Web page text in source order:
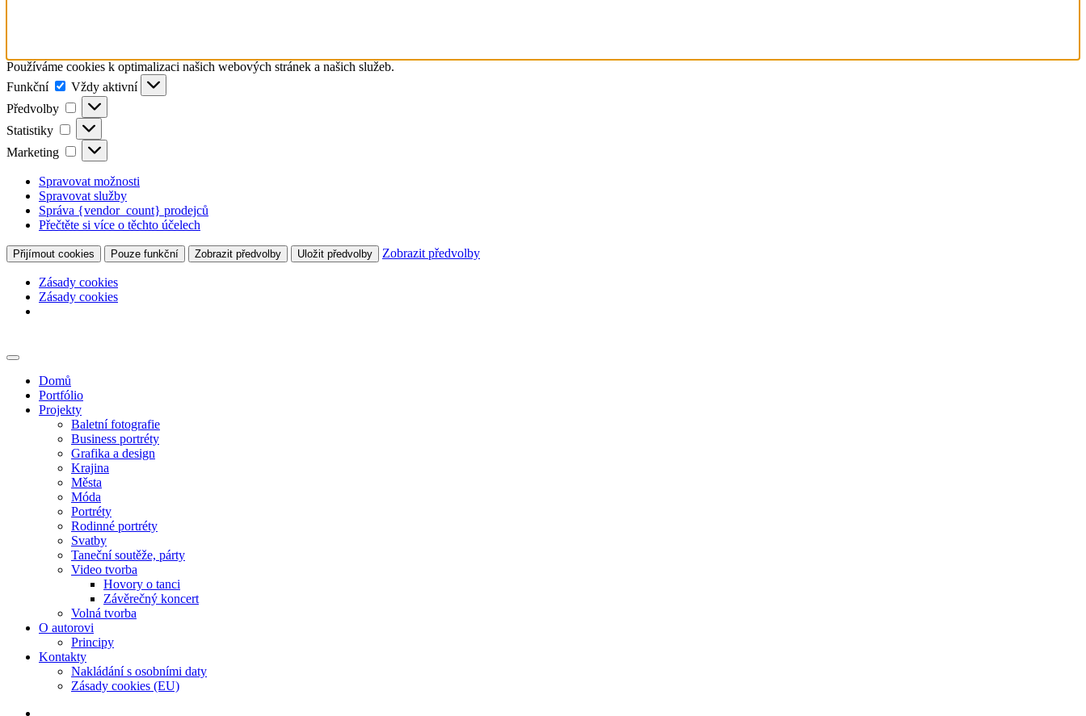
Používáme cookies k optimalizaci našich webových stránek a našich služeb.
Funkční
Funkční
Vždy aktivní
Předvolby
Předvolby
Statistiky Statistiky
Marketing Marketing
Spravovat možnosti
Spravovat služby
Správa {vendor_count} prodejců
Přečtěte si více o těchto účelech
Přijímout cookies Pouze funkční Zobrazit předvolby Uložit předvolby Zobrazit předvolby
Zásady cookies
Zásady cookies
to
Domů
Portfólio
Projekty
Baletní fotografie
Business portréty
Grafika a design
Krajina
Města
Móda
Portréty
Rodinné portréty
Svatby
Taneční soutěže, párty
Video tvorba
Hovory o tanci
Závěrečný koncert
Volná tvorba
O autorovi
Principy
Kontakty
Nakládání s osobními daty
Zásady cookies (EU)